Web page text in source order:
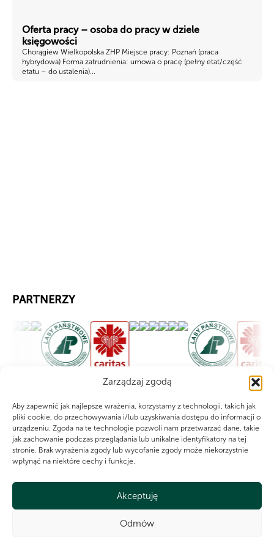
Zarządzaj zgodą
Aby zapewnić jak najlepsze wrażenia, korzystamy z technologii, takich jak
pliki cookie, do przechowywania i/lub uzyskiwania dostępu do informacji o
urządzeniu. Zgoda na te technologie pozwoli nam przetwarzać dane, takie
jak zachowanie podczas przeglądania lub unikalne identyfikatory na tej
stronie. Brak wyrażenia zgody lub wycofanie zgody może niekorzystnie
wpłynąć na niektóre cechy i funkcje.
Akceptuję
Odmów
Oferta pracy – osoba do pracy w dziele
księgowości
Chorągiew Wielkopolska ZHP Miejsce pracy: Poznań (praca
hybrydowa) Forma zatrudnienia: umowa o pracę (pełny etat/część
etatu – do ustalenia)...
PARTNERZY